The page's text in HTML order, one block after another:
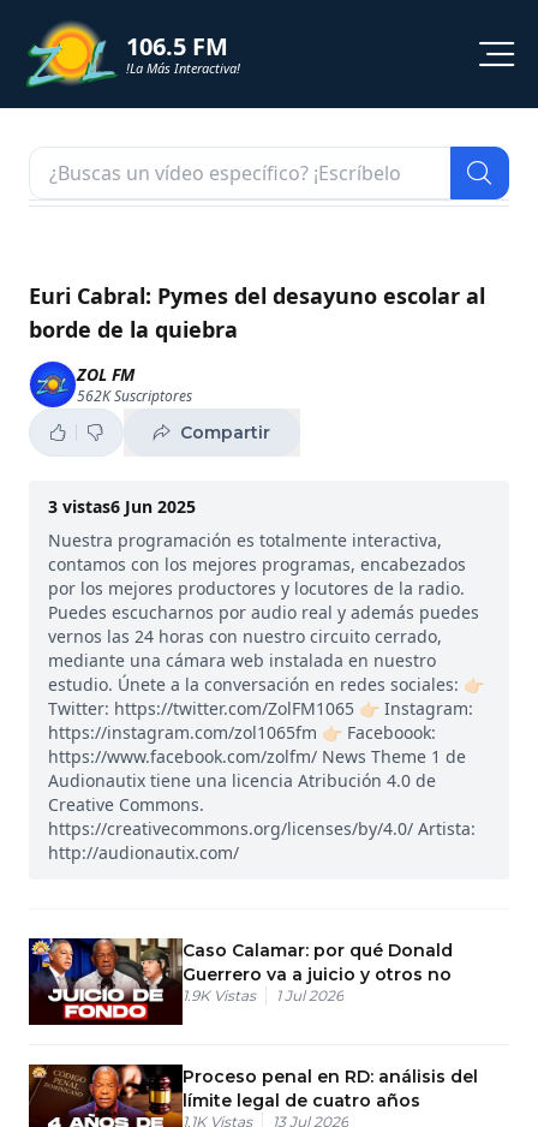
106.5 FM
!La Más Interactiva!
NOTICIAS
SHORTS
PODCAST
ZOL TV
Euri Cabral: Pymes del desayuno escolar al
borde de la quiebra
ZOL FM
562KSuscriptores
Compartir
3 vistas6 Jun 2025
Nuestra programación es totalmente interactiva,
contamos con los mejores programas, encabezados
por los mejores productores y locutores de la radio.
Puedes escucharnos por audio real y además puedes
vernos las 24 horas con nuestro circuito cerrado,
mediante una cámara web instalada en nuestro
estudio. Únete a la conversación en redes sociales: 👉🏻
Twitter: https://twitter.com/ZolFM1065 👉🏻 Instagram:
https://instagram.com/zol1065fm 👉🏻 Faceboook:
https://www.facebook.com/zolfm/ News Theme 1 de
Audionautix tiene una licencia Atribución 4.0 de
Creative Commons.
https://creativecommons.org/licenses/by/4.0/ Artista:
http://audionautix.com/
Caso Calamar: por qué Donald
Guerrero va a juicio y otros no
1.9K Vistas 1 Jul 2026
Proceso penal en RD: análisis del
límite legal de cuatro años
1.1K Vistas 13 Jul 2026